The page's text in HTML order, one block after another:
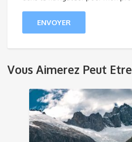
Vous Aimerez Peut Etre